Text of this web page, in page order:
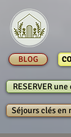
BLOG
RESERVER
Séjours clés en